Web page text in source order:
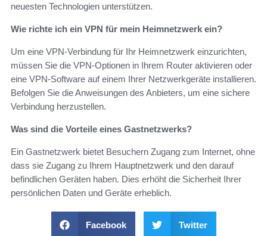
neuesten Technologien unterstützen.
Wie richte ich ein VPN für mein Heimnetzwerk ein?
Um eine VPN-Verbindung für Ihr Heimnetzwerk einzurichten,
müssen Sie die VPN-Optionen in Ihrem Router aktivieren oder
eine VPN-Software auf einem Ihrer Netzwerkgeräte installieren.
Befolgen Sie die Anweisungen des Anbieters, um eine sichere
Verbindung herzustellen.
Was sind die Vorteile eines Gastnetzwerks?
Ein Gastnetzwerk bietet Besuchern Zugang zum Internet, ohne
dass sie Zugang zu Ihrem Hauptnetzwerk und den darauf
befindlichen Geräten haben. Dies erhöht die Sicherheit Ihrer
persönlichen Daten und Geräte erheblich.
Facebook Twitter